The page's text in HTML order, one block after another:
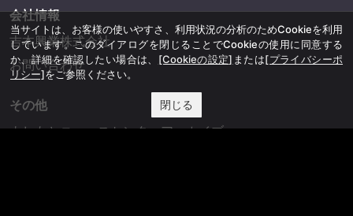
会社情報
吉本興業株式会社
お問い合わせ
その他
よしもとニュースセンターアーカイブ
当サイトは、お客様の使いやすさ、利用状況の分析のためCookieを利用
しています。このダイアログを閉じることでCookieの使用に同意する
か、詳細を確認したい場合は、 [Cookieの設定] または[プライバシーポ
リシー]をご参照ください。
閉じる